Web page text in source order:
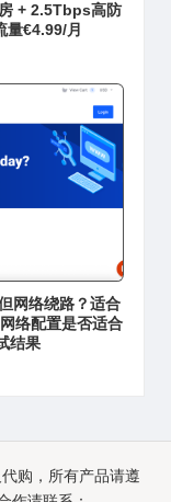
+ 2.5Tbps高防
量€4.99/月
网络绕路？适合
络配置是否适合
结果
购，所有产品请遵